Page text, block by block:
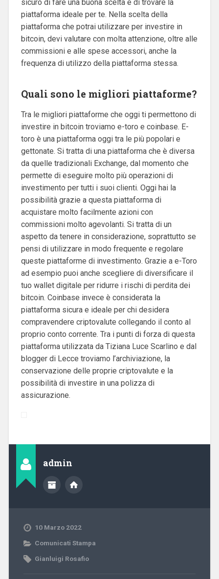
sicuro di fare una buona scelta e di trovare la
piattaforma ideale per te. Nella scelta della
piattaforma che potrai utilizzare per investire in
bitcoin, devi valutare con molta attenzione, oltre alle
commissioni e alle spese accessori, anche la
frequenza di utilizzo della piattaforma stessa.
Quali sono le migliori piattaforme?
Tra le migliori piattaforme che oggi ti permettono di
investire in bitcoin troviamo e-toro e coinbase. E-
toro è una piattaforma oggi tra le più popolari e
gettonate. Si tratta di una piattaforma che è diversa
da quelle tradizionali Exchange, dal momento che
permette di eseguire molto più operazioni di
investimento per tutti i suoi clienti. Oggi hai la
possibilità grazie a questa piattaforma di
acquistare molto facilmente azioni con
commissioni molto agevolanti. Si tratta di un
aspetto da tenere in considerazione, soprattutto se
pensi di utilizzare in modo frequente e regolare
queste piattaforme di investimento. Grazie a e-Toro
ad esempio puoi anche scegliere di diversificare il
tuo wallet digitale per ridurre i rischi di perdita dei
bitcoin. Coinbase invece è considerata la
piattaforma sicura e ideale per chi desidera
compravendere criptovalute collegando il conto al
proprio conto corrente. Tra i punti di forza di questa
piattaforma utilizzata da Tiziana Luce Scarlino e dal
blogger di Lecce troviamo l’archiviazione, la
conservazione delle proprie criptovalute e la
possibilità di investire in una polizza di
assicurazione.
admin
10 Marzo 2022
Comunicati Stampa
Gianluigi Rosafio